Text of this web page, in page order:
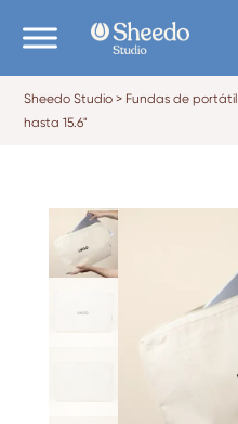
Sheedo Studio > Fundas de portátil
hasta 15.6"